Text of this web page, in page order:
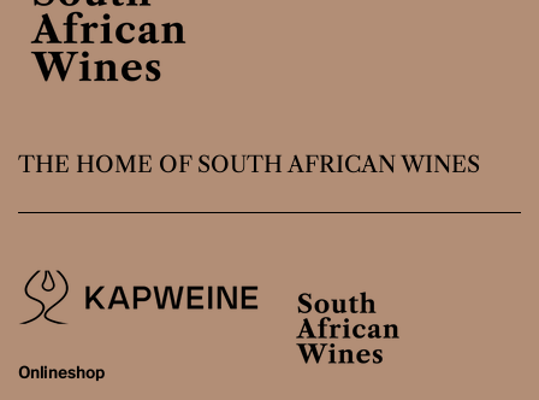
THE HOME OF SOUTH AFRICAN WINES
Onlineshop